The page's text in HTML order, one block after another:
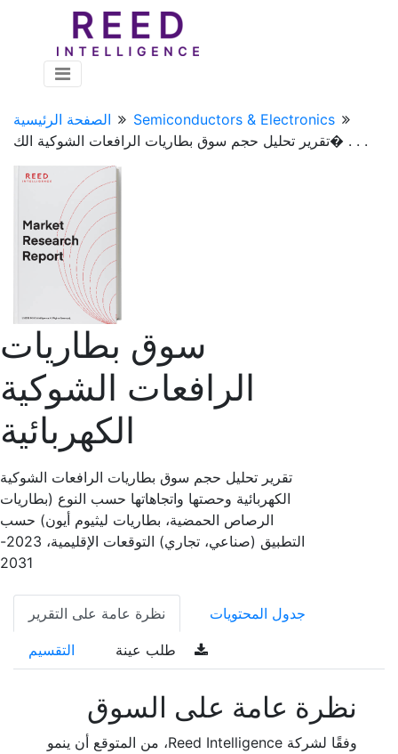
الصفحة الرئيسية
Semiconductors & Electronics
تقرير تحليل حجم سوق بطاريات الرافعات الشوكية الك� . . .
سوق بطاريات
الرافعات الشوكية
الكهربائية
تقرير تحليل حجم سوق بطاريات الرافعات الشوكية
الكهربائية وحصتها واتجاهاتها حسب النوع (بطاريات
الرصاص الحمضية، بطاريات ليثيوم أيون) حسب
التطبيق (صناعي، تجاري) التوقعات الإقليمية، 2023-
2031
نظرة عامة على التقرير جدول المحتويات
التقسيم
نظرة عامة على السوق
وفقًا لشركة Reed Intelligence، من المتوقع أن ينمو